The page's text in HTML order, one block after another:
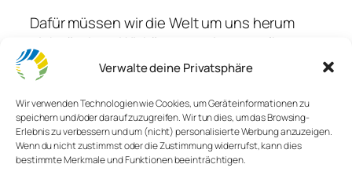
Verwalte deine Privatsphäre
Wir verwenden Technologien wie Cookies, um Geräteinformationen zu
speichern und/oder darauf zuzugreifen. Wir tun dies, um das Browsing-
Erlebnis zu verbessern und um (nicht) personalisierte Werbung anzuzeigen.
Wenn du nicht zustimmst oder die Zustimmung widerrufst, kann dies
bestimmte Merkmale und Funktionen beeinträchtigen.
Dafür müssen wir die Welt um uns herum
nicht ändern. Wir könnten mit uns selbst
beginnen. Manchmal reicht es, einige
Termine abzusagen, in denen wir nicht
vermisst werden. Sich zu weigern, für jeden
immer ansprechbar zu sein. Sich auf das
Wesentliche zu fokussieren.